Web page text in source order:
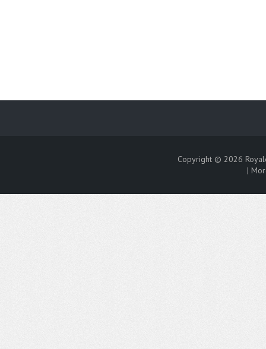
Copyright © 2026
|